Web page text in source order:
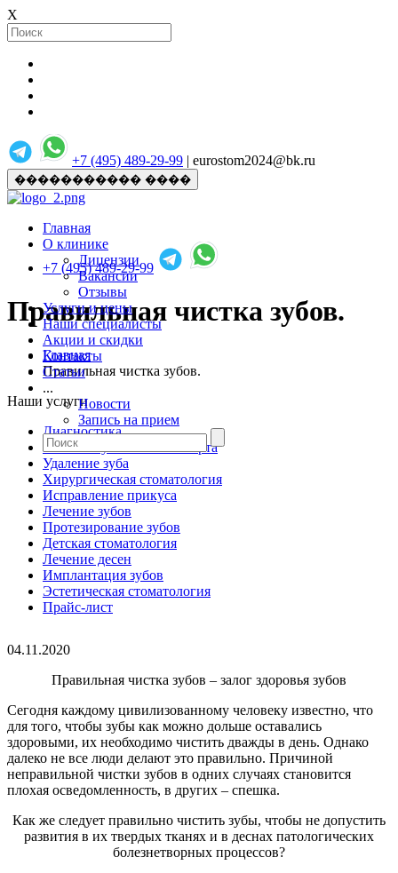
X
+7 (495) 489-29-99 | eurostom2024@bk.ru
����������� ����
Главная
О клинике
Лицензии
Вакансии
Отзывы
Услуги и цены
Наши специалисты
Акции и скидки
Контакты
Статьи
...
Новости
Запись на прием
+7 (495) 489-29-99
Правильная чистка зубов.
Главная
Правильная чистка зубов.
Наши услуги
Диагностика
Гигиена зубов и полости рта
Удаление зуба
Хирургическая стоматология
Исправление прикуса
Лечение зубов
Протезирование зубов
Детская стоматология
Лечение десен
Имплантация зубов
Эстетическая стоматология
Прайс-лист
04.11.2020
Правильная чистка зубов – залог здоровья зубов
Сегодня каждому цивилизованному человеку известно, что
для того, чтобы зубы как можно дольше оставались
здоровыми, их необходимо чистить дважды в день. Однако
далеко не все люди делают это правильно. Причиной
неправильной чистки зубов в одних случаях становится
плохая осведомленность, в других – спешка.
Как же следует правильно чистить зубы, чтобы не допустить
развития в их твердых тканях и в деснах патологических
болезнетворных процессов?